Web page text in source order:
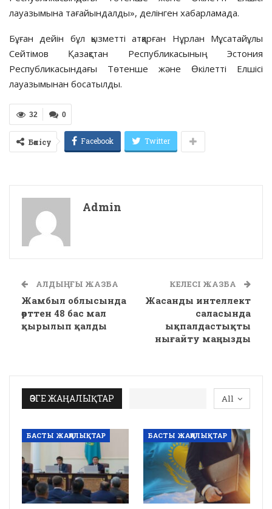
лауазымына тағайындалды», делінген хабарламада.
Бұған дейін бұл қызметті атқарған Нұрлан Мұсатайұлы
Сейтімов Қазақстан Республикасының Эстония
Республикасындағы Төтенше және Өкілетті Елшісі
лауазымынан босатылды.
0
32
Бөлісу Facebook Twitter
Admin
АЛДЫҢҒЫ ЖАЗБА
Жамбыл облысында
өрттен 48 бас мал
қырылып қалды
КЕЛЕСІ ЖАЗБА
Жасанды интеллект
саласында
ықпалдастықты
нығайту маңызды
All
ӨЗГЕ ЖАҢАЛЫҚТАР
БАСТЫ ЖАҢАЛЫҚТАР БАСТЫ ЖАҢАЛЫҚТАР